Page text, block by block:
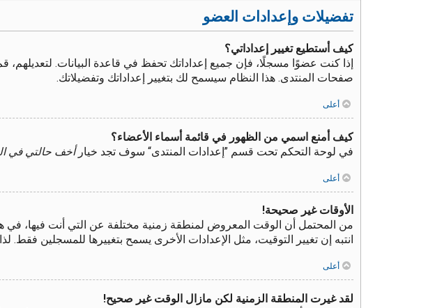
تفضيلات وإعدادات العضو
كيف أستطيع تغيير إعداداتي؟
إذا كنت عضوًا مسجلًا، فإن جميع إعداداتك تحفظ في قاعدة البيانات.
صفحات المنتدى. هذا النظام سيسمح لك بتغيير إعداداتك وتفضيلاتك.
أعلى
كيف أمنع اسمي من الظهور في قائمة أسماء الأعضاء؟
في لوحة التحكم تحت قسم ”إعدادات المنتدى“ سوف تجد خيارأخف حالتي في
أعلى
الأوقات غير صحيحة!
من المحتمل أن الوقت المعروض لمنطقة زمنية مختلفة عن التي أنت فيها، في
انتبه إن تغيير التوقيت، مثل الإعدادات الأخرى يسمح بتغييرها للمسجلين
أعلى
لقد غيرت المنطقة الزمنية لكن مازال الوقت غير صحيح!